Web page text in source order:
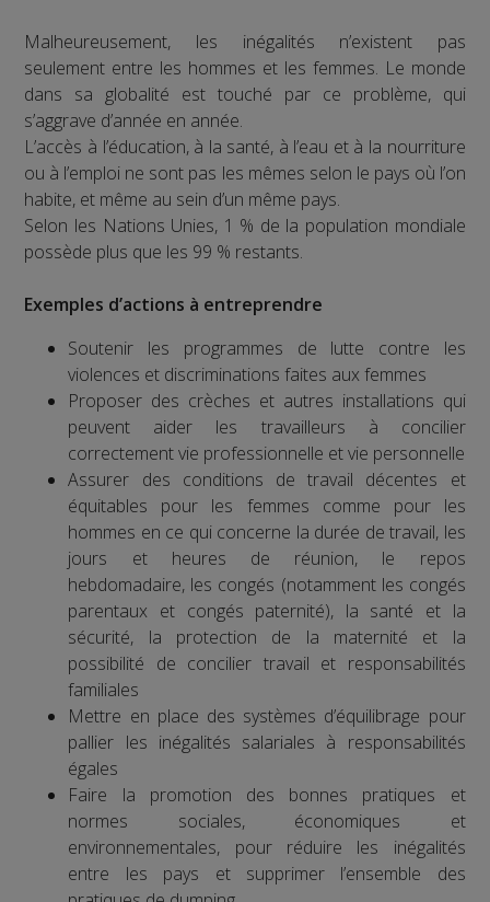
Malheureusement, les inégalités n’existent pas
seulement entre les hommes et les femmes. Le monde
dans sa globalité est touché par ce problème, qui
s’aggrave d’année en année.
L’accès à l’éducation, à la santé, à l’eau et à la nourriture
ou à l’emploi ne sont pas les mêmes selon le pays où l’on
habite, et même au sein d’un même pays.
Selon les Nations Unies, 1 % de la population mondiale
possède plus que les 99 % restants.
Exemples d’actions à entreprendre
Soutenir les programmes de lutte contre les
violences et discriminations faites aux femmes
Proposer des crèches et autres installations qui
peuvent aider les travailleurs à concilier
correctement vie professionnelle et vie personnelle
Assurer des conditions de travail décentes et
équitables pour les femmes comme pour les
hommes en ce qui concerne la durée de travail, les
jours et heures de réunion, le repos
hebdomadaire, les congés (notamment les congés
parentaux et congés paternité), la santé et la
sécurité, la protection de la maternité et la
possibilité de concilier travail et responsabilités
familiales
Mettre en place des systèmes d’équilibrage pour
pallier les inégalités salariales à responsabilités
égales
Faire la promotion des bonnes pratiques et
normes sociales, économiques et
environnementales, pour réduire les inégalités
entre les pays et supprimer l’ensemble des